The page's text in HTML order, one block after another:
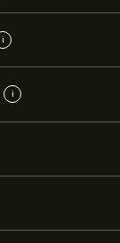
i
i